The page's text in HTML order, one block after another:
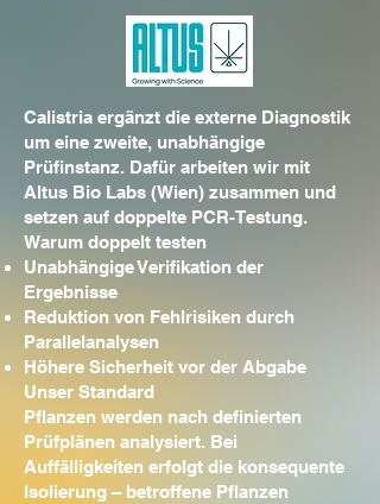
Calistria ergänzt die externe Diagnostik
um eine zweite, unabhängige
Prüfinstanz. Dafür arbeiten wir mit
Altus Bio Labs (Wien) zusammen und
setzen auf doppelte PCR-Testung.
Warum doppelt testen
Unabhängige Verifikation der
Ergebnisse
Reduktion von Fehlrisiken durch
Parallelanalysen
Höhere Sicherheit vor der Abgabe
Unser Standard
Pflanzen werden nach definierten
Prüfplänen analysiert. Bei
Auffälligkeiten erfolgt die konsequente
Isolierung – betroffene Pflanzen